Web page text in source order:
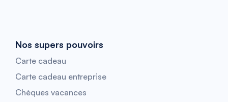
Nos supers pouvoirs
Carte cadeau
Carte cadeau entreprise
Chèques vacances